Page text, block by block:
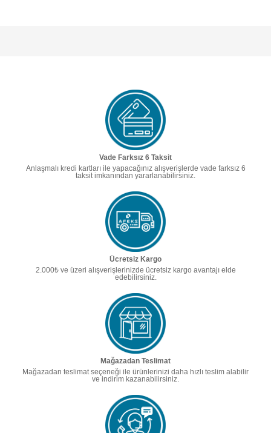
Vade Farksız 6 Taksit
Anlaşmalı kredi kartları ile yapacağınız alışverişlerde vade farksız 6
taksit imkanından yararlanabilirsiniz.
Ücretsiz Kargo
2.000₺ ve üzeri alışverişlerinizde ücretsiz kargo avantajı elde
edebilirsiniz.
Mağazadan Teslimat
Mağazadan teslimat seçeneği ile ürünlerinizi daha hızlı teslim alabilir
ve indirim kazanabilirsiniz.